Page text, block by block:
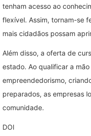
tenham acesso ao
flexível. Assim, tornam-se
mais cidadãos possam
Além disso, a oferta de
estado. Ao qualificar a
empreendedorismo,
preparados, as empresas
comunidade.
DOl